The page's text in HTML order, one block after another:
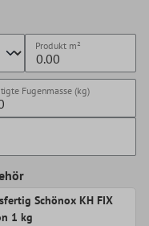
Produkt m²
Fugenmasse (kg)
Schönox KH FIX
1 kg